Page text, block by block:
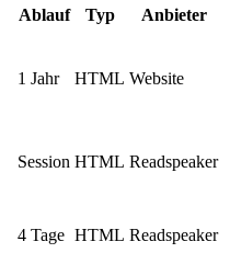
Ablauf Typ Anbieter
1 Jahr HTML Website
Session HTML Readspeaker
4 Tage HTML Readspeaker